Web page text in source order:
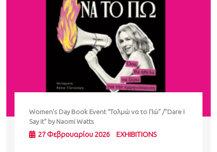
Women’s Day Book Event “Τολμώ να το Πώ” /”Dare I
Say it” by Naomi Watts
27 Φεβρουαρίου 2026 EXHIBITIONS